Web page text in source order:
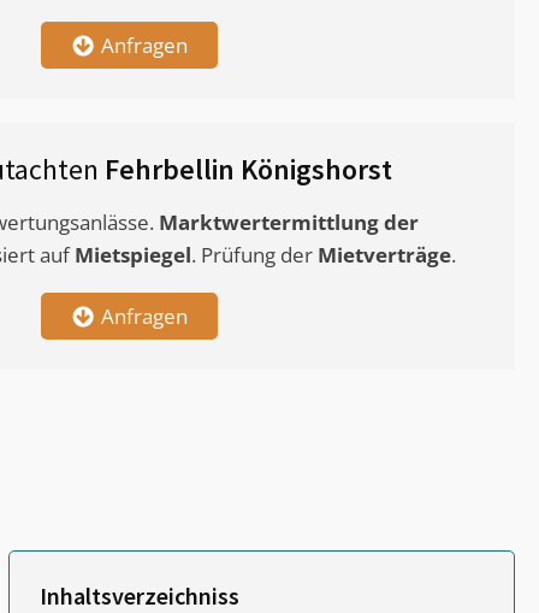
Anfragen
Fehrbellin Königshorst
Marktwertermittlungder
aufMietspiegel. Prüfung der Mietverträge.
Anfragen
Inhaltsverzeichniss